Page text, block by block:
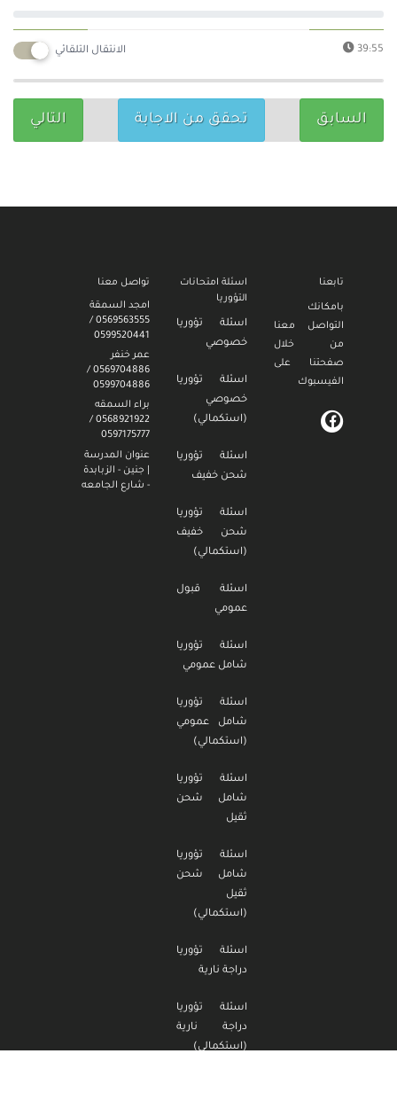
39:55 الانتقال التلقائي
السابق تحقق من الاجابة التالي
تواصل معنا
امجد السمقة
0569563555 /
0599520441
عمر خنفر
0569704886 /
0599704886
براء السمقه
0568921922 /
0597175777
عنوان المدرسة
| جنين - الزبابدة
- شارع الجامعه
اسئلة امتحانات
التؤوريا
اسئلة تؤوريا
خصوصي
اسئلة تؤوريا
خصوصي
(استكمالي)
اسئلة تؤوريا
شحن خفيف
اسئلة تؤوريا
شحن خفيف
(استكمالي)
اسئلة قبول
عمومي
اسئلة تؤوريا
شامل عمومي
اسئلة تؤوريا
شامل عمومي
(استكمالي)
اسئلة تؤوريا
شامل شحن
ثقيل
اسئلة تؤوريا
شامل شحن
ثقيل
(استكمالي)
اسئلة تؤوريا
دراجة نارية
اسئلة تؤوريا
دراجة نارية
(استكمالي)
تابعنا
بامكانك
التواصل معنا
من خلال
صفحتنا على
الفيسبوك